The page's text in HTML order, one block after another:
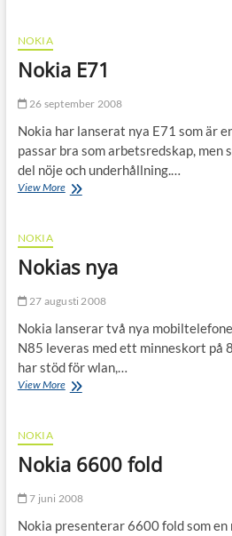
NOKIA
Nokia E71
26 september 2008
Nokia har lanserat nya E71 som är
passar bra som arbetsredskap, men
del nöje och underhållning.…
View MoreNokia
NOKIA
Nokias nya
27 augusti 2008
Nokia lanserar två nya
N85 leveras med ett minneskort på
har stöd för wlan,…
View MoreNokias
NOKIA
Nokia 6600 fold
7 juni 2008
Nokia presenterar 6600 fold som